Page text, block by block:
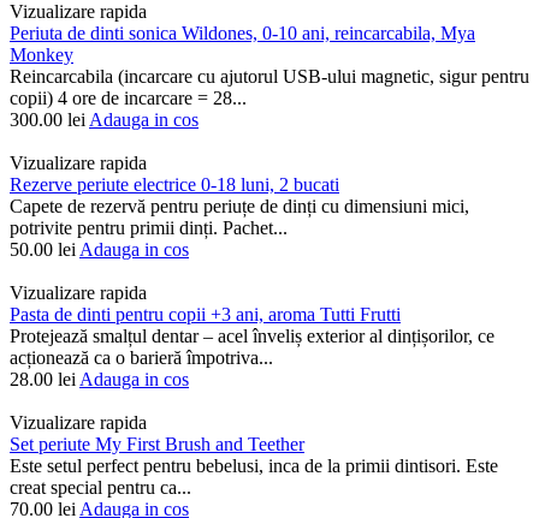
Vizualizare rapida
Periuta de dinti sonica Wildones, 0-10 ani, reincarcabila, Mya
Monkey
Reincarcabila (incarcare cu ajutorul USB-ului magnetic, sigur pentru
copii) 4 ore de incarcare = 28...
300.00 lei Adauga in cos
Vizualizare rapida
Rezerve periute electrice 0-18 luni, 2 bucati
Capete de rezervă pentru periuțe de dinți cu dimensiuni mici,
potrivite pentru primii dinți. Pachet...
50.00 lei Adauga in cos
Vizualizare rapida
Pasta de dinti pentru copii +3 ani, aroma Tutti Frutti
Protejează smalțul dentar – acel înveliș exterior al dințișorilor, ce
acționează ca o barieră împotriva...
28.00 lei Adauga in cos
Vizualizare rapida
Set periute My First Brush and Teether
Este setul perfect pentru bebelusi, inca de la primii dintisori. Este
creat special pentru ca...
70.00 lei Adauga in cos